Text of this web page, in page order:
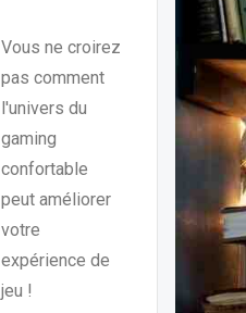
Vous ne croirez
pas comment
l'univers du
gaming
confortable
peut améliorer
votre
expérience de
jeu !